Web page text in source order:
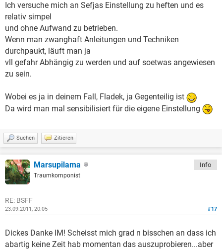
Ich versuche mich an Sefjas Einstellung zu heften und es
relativ simpel
und ohne Aufwand zu betrieben.
Wenn man zwanghaft Anleitungen und Techniken
durchpaukt, läuft man ja
vll gefahr Abhängig zu werden und auf soetwas angewiesen
zu sein.
Wobei es ja in deinem Fall, Fladek, ja Gegenteilig ist
Da wird man mal sensibilisiert für die eigene Einstellung
Suchen Zitieren
Marsupilama
Traumkomponist
Info
RE: BSFF
#17
23.09.2011, 20:05
Dickes Danke IM! Scheisst mich grad n bisschen an dass ich
abartig keine Zeit hab momentan das auszuprobieren...aber